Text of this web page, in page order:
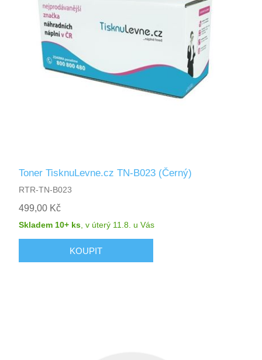
Toner TisknuLevne.cz TN-B023 (Černý)
RTR-TN-B023
499,00 Kč
Skladem 10+ ks,v úterý 11.8. u Vás